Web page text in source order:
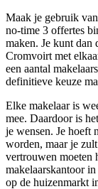
Maak je gebruik
no-time 3 offertes
maken. Je kunt dan
Cromvoirt met
een aantal
definitieve keuze
Elke makelaar is
mee. Daardoor is
je wensen. Je hoeft
worden, maar je
vertrouwen moeten
makelaarskantoor
op de huizenmarkt